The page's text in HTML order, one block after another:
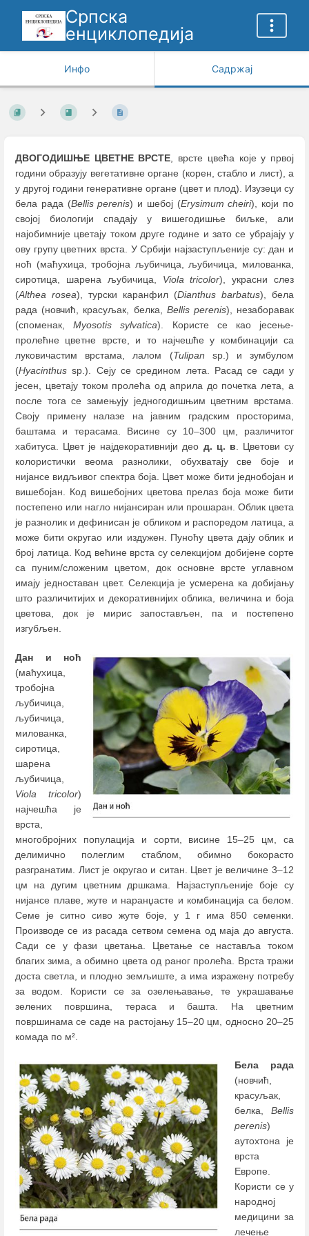
Српска
енциклопедија
Инфо Садржај
ДВОГОДИШЊЕ ЦВЕТНЕ ВРСТЕ, врсте цвећа које у првој
години образују вегетативне органе (корен, стабло и лист), а
у другој години генеративне органе (цвет и плод). Изузеци су
бела рада (Bellis perenis) и шебој (Erysimum cheiri), који по
својој биологији спадају у вишегодишње биљке, али
најобимније цветају током друге године и зато се убрајају у
ову групу цветних врста. У Србији најзаступљеније су: дан и
ноћ (маћухица, тробојна љубичица, љубичица, милованка,
сиротица, шарена љубичица, Viola tricolor), украсни слез
(Althea rosea), турски каранфил (Dianthus barbatus), бела
рада (новчић, красуљак, белка, Bellis perenis), незаборавак
(споменак,Myosotis sylvatica). Користе се као јесење-
пролећне цветне врсте, и то најчешће у комбинацији са
луковичастим врстама, лалом (Tulipan sp.) и зумбулом
(Hyacinthus sp.). Сеју се средином лета. Расад се сади у
јесен, цветају током пролећа од априла до почетка лета, а
после тога се замењују једногодишњим цветним врстама.
Своју примену налазе на јавним градским просторима,
баштама и терасама. Висине су 10–300 цм, различитог
хабитуса. Цвет је најдекоративнији део д. ц. в. Цветови су
колористички веома разнолики, обухватају све боје и
нијансе видљивог спектра боја. Цвет може бити једнобојан и
вишебојан. Код вишебојних цветова прелаз боја може бити
постепено или нагло нијансиран или прошаран. Облик цвета
је разнолик и дефинисан је обликом и распоредом латица, а
може бити округао или издужен. Пуноћу цвета дају облик и
број латица. Код већине врста су селекцијом добијене сорте
са пуним/сложеним цветом, док основне врсте углавном
имају једноставан цвет. Селекција је усмерена ка добијању
што различитијих и декоративнијих облика, величина и боја
цветова, док је мирис запостављен, па и постепено
изгубљен.
Дан и ноћ
(маћухица,
тробојна
љубичица,
љубичица,
милованка,
сиротица,
шарена
љубичица,
Viola tricolor)
најчешћа је
врста,
многобројних популација и сорти, висине 15–25 цм, са
делимично полеглим стаблом, обимно бокорасто
разгранатим. Лист је округао и ситан. Цвет је величине 3–12
цм на дугим цветним дршкама. Најзаступљеније боје су
нијансе плаве, жуте и наранџасте и комбинација са белом.
Семе је ситно сиво жуте боје, у 1 г има 850 семенки.
Производе се из расада сетвом семена од маја до августа.
Сади се у фази цветања. Цветање се наставља током
благих зима, а обимно цвета од раног пролећа. Врста тражи
доста светла, и плодно земљиште, а има изражену потребу
за водом. Користи се за озелењавање, те украшавање
зелених површина, тераса и башта. На цветним
површинама се саде на растојању 15–20 цм, односно 20–25
комада по м².
Бела рада
(новчић,
красуљак,
белка, Bellis
perenis)
аутохтона је
врста
Европе.
Користи се у
народној
медицини за
лечење